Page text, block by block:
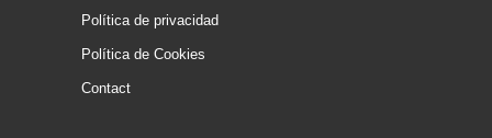
Política de privacidad
Política de Cookies
Contact